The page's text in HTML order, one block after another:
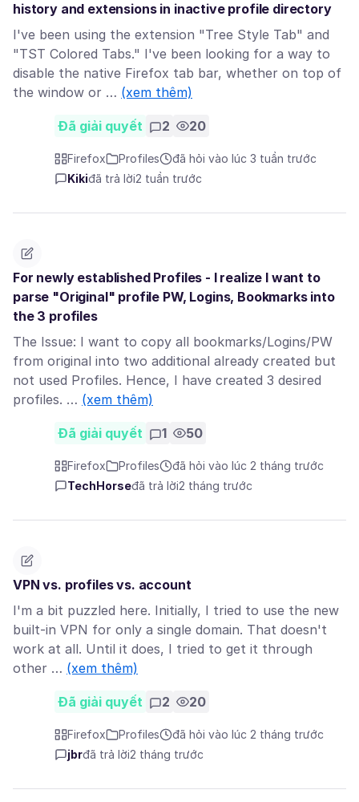
history and extensions in inactive profile directory
I've been using the extension "Tree Style Tab" and
"TST Colored Tabs." I've been looking for a way to
disable the native Firefox tab bar, whether on top of
the window or … (xem thêm)
Đã giải quyết 2 20
Firefox Profiles
đã hỏi vào lúc 3 tuần trước
Kikiđã trả lời2 tuần trước
For newly established Profiles - I realize I want to
parse "Original" profile PW, Logins, Bookmarks into
the 3 profiles
The Issue: I want to copy all bookmarks/Logins/PW
from original into two additional already created but
not used Profiles. Hence, I have created 3 desired
profiles. … (xem thêm)
Đã giải quyết 1 50
Firefox Profiles
đã hỏi vào lúc 2 tháng trước
TechHorseđã trả lời2 tháng trước
VPN vs. profiles vs. account
I'm a bit puzzled here. Initially, I tried to use the new
built-in VPN for only a single domain. That doesn't
work at all. Until it does, I tried to get it through
other … (xem thêm)
Đã giải quyết 2 20
Firefox Profiles
đã hỏi vào lúc 2 tháng trước
jbrđã trả lời2 tháng trước